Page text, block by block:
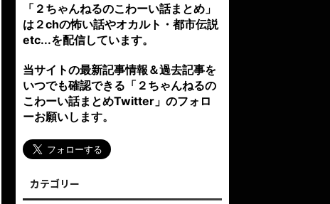
「２ちゃんねるのこわーい話まとめ」
は２chの怖い話やオカルト・都市伝説
etc...を配信しています。
当サイトの最新記事情報＆過去記事を
いつでも確認できる「２ちゃんねるの
こわーい話まとめTwitter」のフォロ
ーお願いします。
カテゴリー